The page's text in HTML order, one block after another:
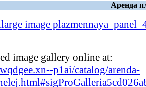
Аренда
image gallery online at:
p1ai/catalog/arenda-